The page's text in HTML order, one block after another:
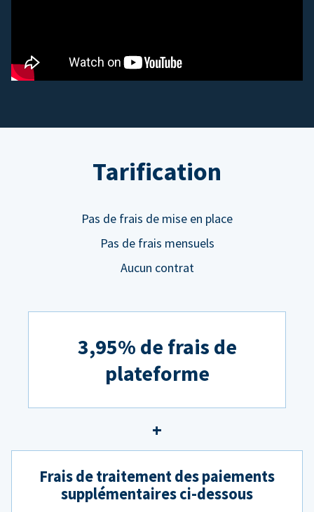
Tarification
Pas de frais de mise en place
Pas de frais mensuels
Aucun contrat
3,95% de frais de
plateforme
Frais de traitement des paiements
supplémentaires ci-dessous